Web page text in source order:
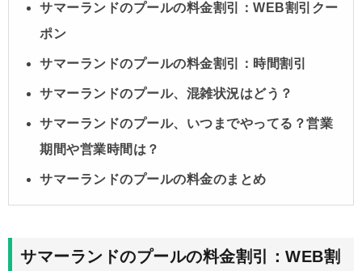
サマーランドのプールの料金割引：WEB割引クー
ポン
サマーランドのプールの料金割引：時間割引
サマーランドのプール、混雑状況はどう？
サマーランドのプール、いつまでやってる？営業
期間や営業時間は？
サマーランドのプールの料金のまとめ
サマーランドのプールの料金割引：WEB割